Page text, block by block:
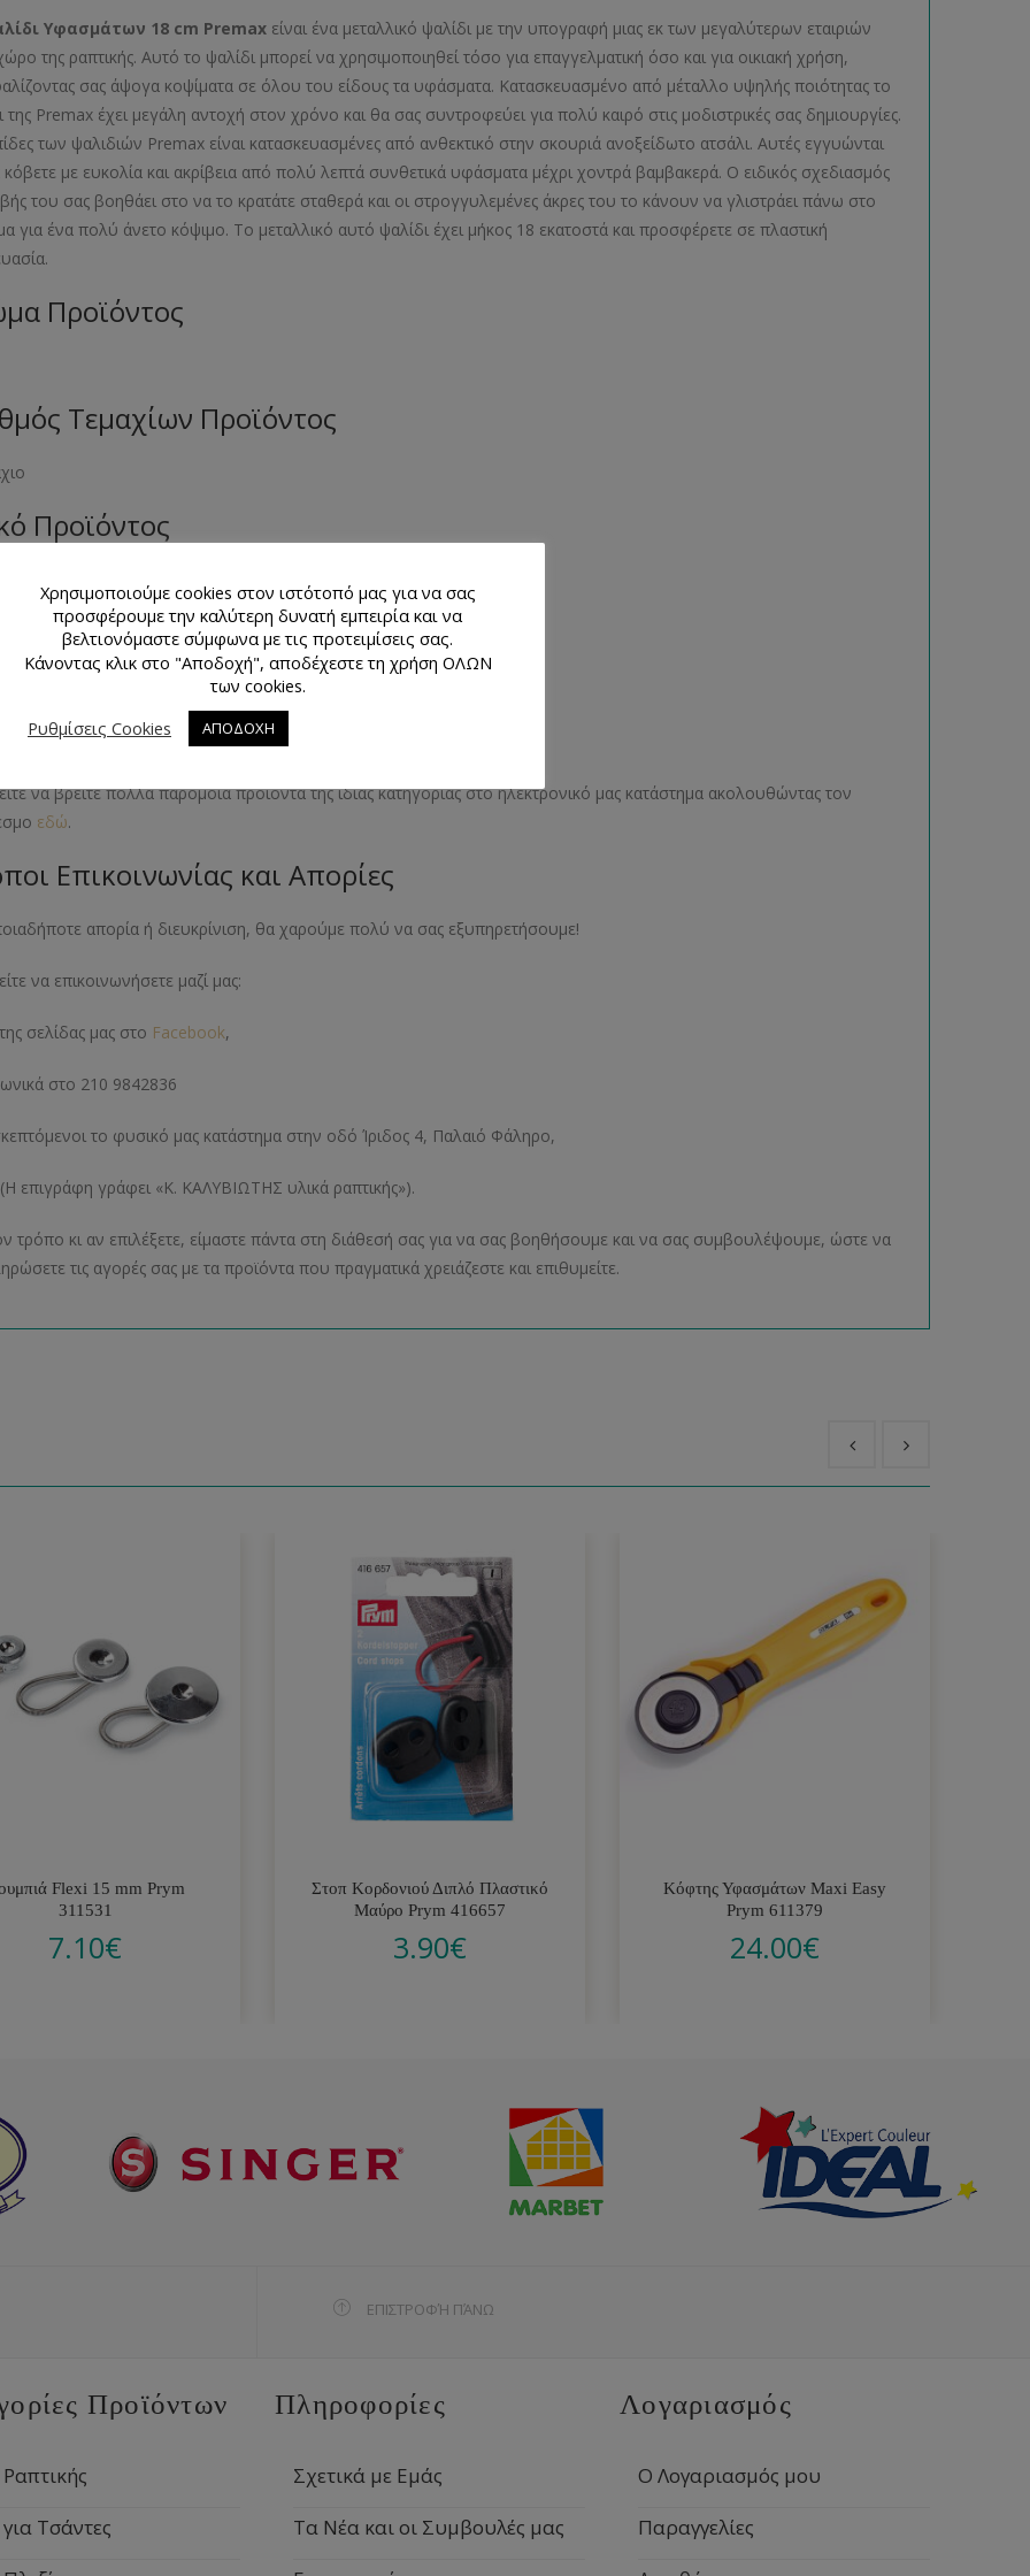
Υφασμάτων 18 cm Premax είναι ένα μεταλλικό ψαλίδι με την υπογραφή μιας εκ των μεγαλύτερων εταιριών
της ραπτικής. Αυτό το ψαλίδι μπορεί να χρησιμοποιηθεί τόσο για επαγγελματική όσο και για οικιακή χρήση,
σας άψογα κοψίματα σε όλου του είδους τα υφάσματα. Κατασκευασμένο από μέταλλο υψηλής ποιότητας το
της Premax έχει μεγάλη αντοχή στον χρόνο και θα σας συντροφεύει για πολύ καιρό στις μοδιστρικές σας δημιουργίες.
των ψαλιδιών Premax είναι κατασκευασμένες από ανθεκτικό στην σκουριά ανοξείδωτο ατσάλι. Αυτές εγγυώνται
κόβετε με ευκολία και ακρίβεια από πολύ λεπτά συνθετικά υφάσματα μέχρι χοντρά βαμβακερά. Ο ειδικός σχεδιασμός
του σας βοηθάει στο να το κρατάτε σταθερά και οι στρογγυλεμένες άκρες του το κάνουν να γλιστράει πάνω στο
για ένα πολύ άνετο κόψιμο. Το μεταλλικό αυτό ψαλίδι έχει μήκος 18 εκατοστά και προσφέρετε σε πλαστική
Προϊόντος
Τεμαχίων Προϊόντος
Προϊόντος
Προϊόντος
Προϊόντα
να βρείτε πολλά παρόμοια προϊόντα της ιδίας κατηγορίας στο ηλεκτρονικό μας κατάστημα ακολουθώντας τον
εδώ.
Επικοινωνίας και Απορίες
απορία ή διευκρίνιση, θα χαρούμε πολύ να σας εξυπηρετήσουμε!
να επικοινωνήσετε μαζί μας:
σελίδας μας στο Facebook,
στο 210 9842836
το φυσικό μας κατάστημα στην οδό Ίριδος 4, Παλαιό Φάληρο,
γράφει «Κ. ΚΑΛΥΒΙΩΤΗΣ υλικά ραπτικής»).
τρόπο κι αν επιλέξετε, είμαστε πάντα στη διάθεσή σας για να σας βοηθήσουμε και να σας συμβουλέψουμε, ώστε να
τις αγορές σας με τα προϊόντα που πραγματικά χρειάζεστε και επιθυμείτε.
Flexi 15 mm Prym
311531
7.10€
Στοπ Κορδονιού Διπλό Πλαστικό
Μαύρο Prym 416657
3.90€
Κόφτης Υφασμάτων Maxi Easy
Prym 611379
24.00€
ΕΠΙΣΤΡΟΦΉ ΠΆΝΩ
Προϊόντων
Τσάντες
Πληροφορίες
Σχετικά με Εμάς
Τα Νέα και οι Συμβουλές μας
Λογαριασμός
Ο Λογαριασμός μου
Παραγγελίες
Χρησιμοποιούμε cookies στον ιστότοπό μας για να σας
προσφέρουμε την καλύτερη δυνατή εμπειρία και να
βελτιονόμαστε σύμφωνα με τις προτειμίσεις σας.
Κάνοντας κλικ στο "Αποδοχή", αποδέχεστε τη χρήση ΟΛΩΝ
των cookies.
Ρυθμίσεις Cookies
ΑΠΟΔΟΧΗ